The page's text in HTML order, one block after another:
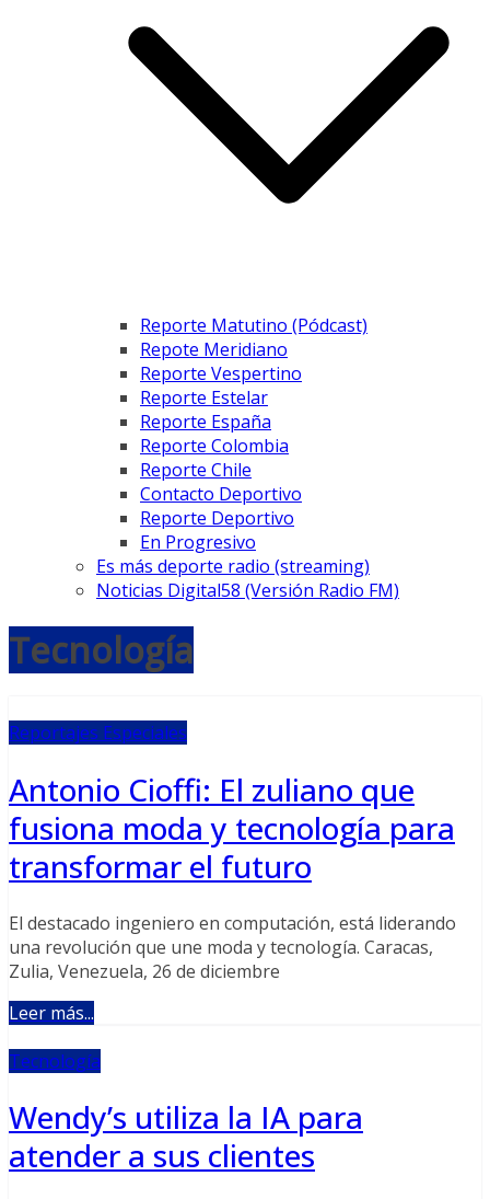
Reporte Matutino (Pódcast)
Repote Meridiano
Reporte Vespertino
Reporte Estelar
Reporte España
Reporte Colombia
Reporte Chile
Contacto Deportivo
Reporte Deportivo
En Progresivo
Es más deporte radio (streaming)
Noticias Digital58 (Versión Radio FM)
Tecnología
Reportajes Especiales
Antonio Cioffi: El zuliano que
fusiona moda y tecnología para
transformar el futuro
El destacado ingeniero en computación, está liderando
una revolución que une moda y tecnología. Caracas,
Zulia, Venezuela, 26 de diciembre
Leer más...
Tecnología
Wendy’s utiliza la IA para
atender a sus clientes